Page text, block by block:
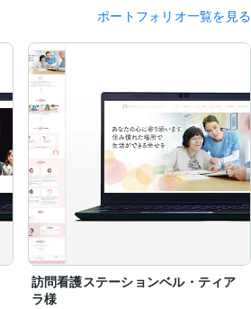
ポートフォリオ一覧を見る
訪問看護ステーションベル・ティア
ラ様